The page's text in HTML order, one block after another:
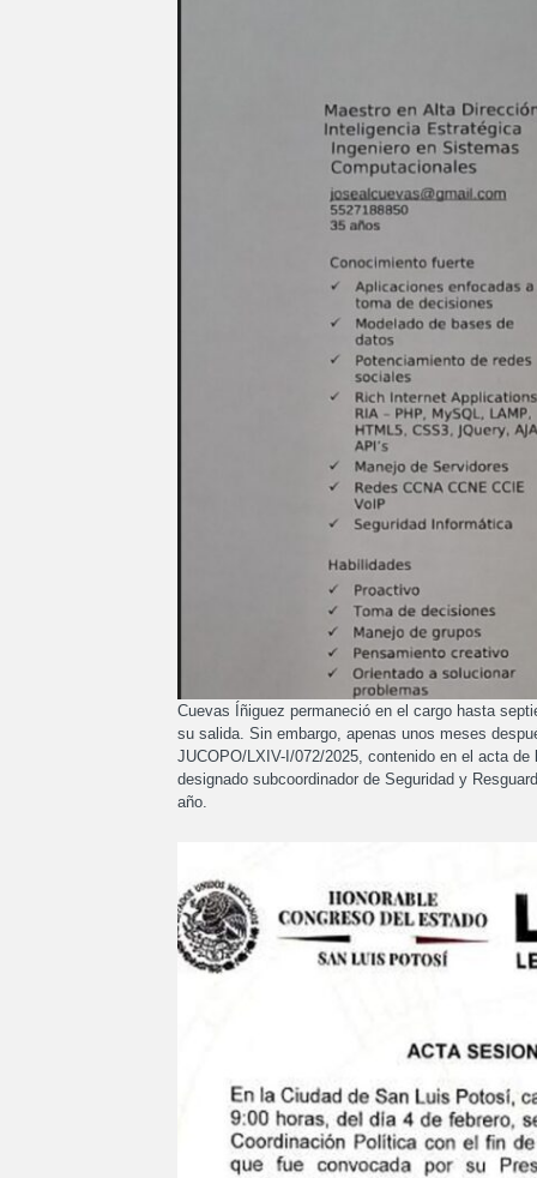
Cuevas Íñiguez permaneció en el cargo hasta
su salida. Sin embargo, apenas unos meses
JUCOPO/LXIV-I/072/2025, contenido en el acta
designado subcoordinador de Seguridad y
año.